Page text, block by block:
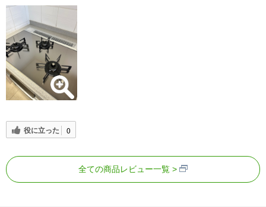
役に立った 0
全ての商品レビュー一覧